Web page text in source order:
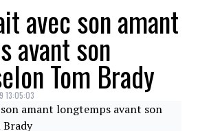
avec son amant
avant son
Tom Brady
13:05:03